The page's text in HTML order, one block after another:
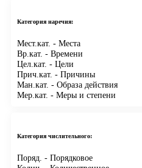
Категория наречия:
Мест.кат. - Места
Вр.кат. - Времени
Цел.кат. - Цели
Прич.кат. - Причины
Ман.кат. - Образа действия
Мер.кат. - Меры и степени
Категория числительного:
Поряд. - Порядковое